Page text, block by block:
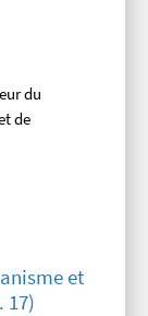
du
de
et
17)